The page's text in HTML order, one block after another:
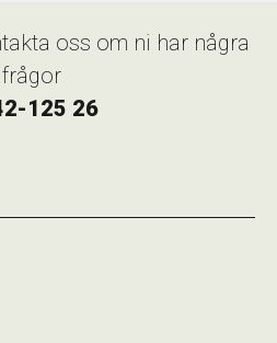
oss om ni har några
frågor
125 26